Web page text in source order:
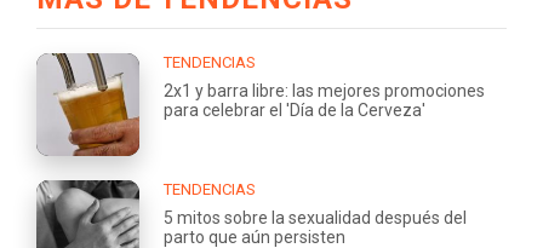
TENDENCIAS
2x1 y barra libre: las mejores promociones
para celebrar el 'Día de la Cerveza'
TENDENCIAS
5 mitos sobre la sexualidad después del
parto que aún persisten